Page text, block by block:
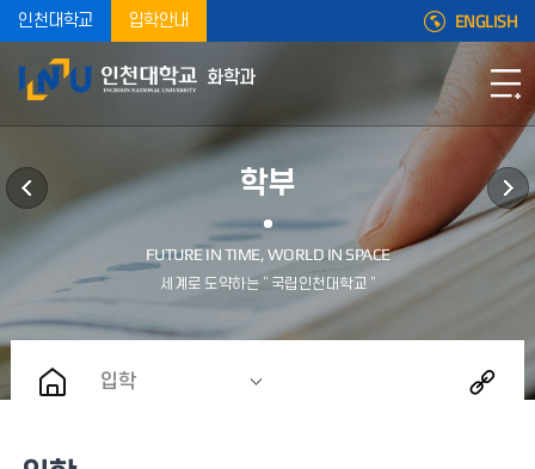
인천대학교 입학안내 ENGLISH
화학과
학부
입학